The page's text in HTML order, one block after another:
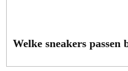
Welke sneakers